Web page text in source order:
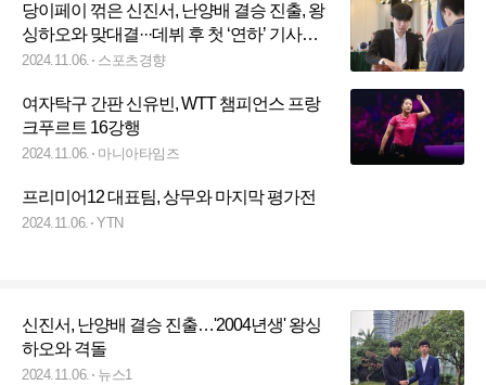
당이페이 꺾은 신진서, 난양배 결승 진출, 왕
싱하오와 맞대결···데뷔 후 첫 ‘연하’ 기사와
메이저 세계대회 결승서 격돌
2024.11.06. 스포츠경향
여자탁구 간판 신유빈, WTT 챔피언스 프랑
크푸르트 16강행
2024.11.06. 마니아타임즈
프리미어12 대표팀, 상무와 마지막 평가전
2024.11.06. YTN
신진서, 난양배 결승 진출…'2004년생' 왕싱
하오와 격돌
2024.11.06. 뉴스1